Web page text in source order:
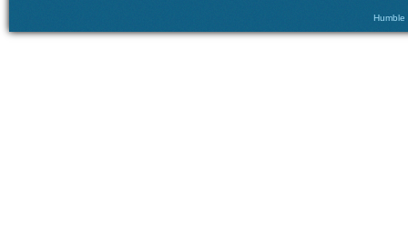
Humble